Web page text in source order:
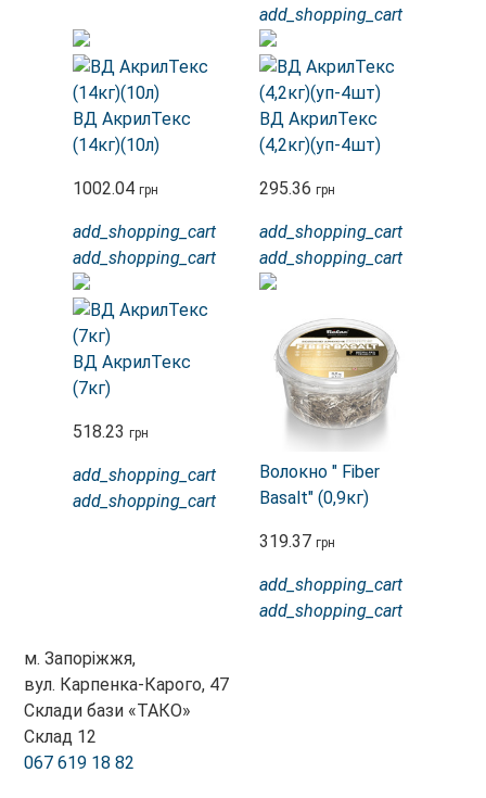
add_shopping_cart
ВД АкрилТекс
(14кг)(10л)
1002.04грн
add_shopping_cart
add_shopping_cart
ВД АкрилТекс
(4,2кг)(уп-4шт)
295.36 грн
add_shopping_cart
add_shopping_cart
ВД АкрилТекс
(7кг)
518.23грн
add_shopping_cart
add_shopping_cart
Волокно " Fiber
Basalt" (0,9кг)
319.37 грн
add_shopping_cart
add_shopping_cart
м. Запоріжжя,
вул. Карпенка-Карого, 47
Склади бази «ТАКО»
Склад 12
067 619 18 82